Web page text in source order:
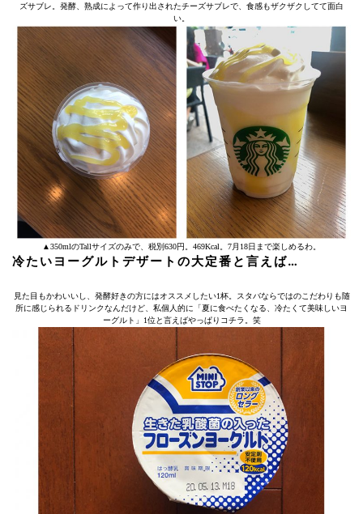
ズサブレ。発酵、熟成によって作り出されたチーズサブレで、食感もザクザクしてて面白
い。
▲350mlのTallサイズのみで、税別630円。469Kcal。7月18日まで楽しめるわ。
冷たいヨーグルトデザートの大定番と言えば…
見た目もかわいいし、発酵好きの方にはオススメしたい1杯。スタバならではのこだわりも随
所に感じられるドリンクなんだけど、私個人的に「夏に食べたくなる、冷たくて美味しいヨ
ーグルト」1位と言えばやっぱりコチラ。笑